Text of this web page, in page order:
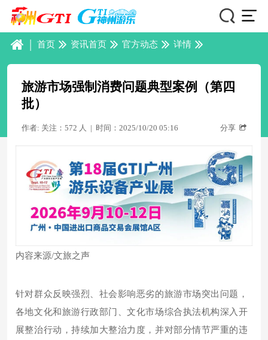
| 首页 资讯首页 官方动态 详情
旅游市场强制消费问题典型案例（第四
批）
作者: 关注：572 人 | 时间：2025/10/20 05:16 分享
内容来源/文旅之声
针对群众反映强烈、社会影响恶劣的旅游市场突出问题，
各地文化和旅游行政部门、文化市场综合执法机构深入开
展整治行动，持续加大整治力度，并对部分情节严重的违